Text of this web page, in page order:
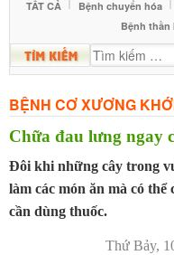
TẤT CẢ Bệnh chuyển hóa
Bệnh thần
BỆNH CƠ XƯƠNG
Chữa đau lưng ngay
Đôi khi những cây trong
làm các món ăn mà có
cần dùng thuốc.
Thứ Bảy,